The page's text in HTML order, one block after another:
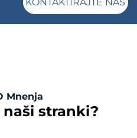
KONTAKTIRAJTE NAS
Mnenja
stranki?